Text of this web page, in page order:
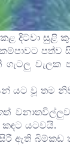
සුළි
පත්ව
වැලක
යට වූ තම
වනාතවිල්ලුව
යටවයි.
ඇති බිම්කඩ